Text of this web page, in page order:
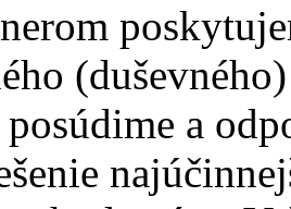
posúdime a